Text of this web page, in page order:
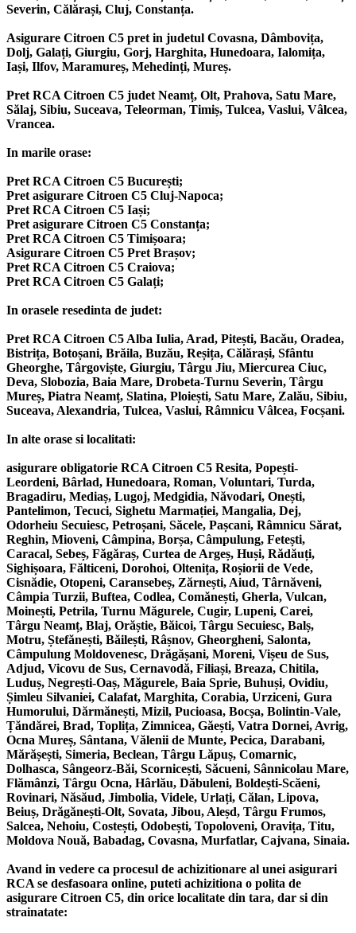
Severin, Călărași, Cluj, Constanța.
Asigurare Citroen C5 pret in judetul Covasna, Dâmbovița,
Dolj, Galați, Giurgiu, Gorj, Harghita, Hunedoara, Ialomița,
Iași, Ilfov, Maramureș, Mehedinți, Mureș.
Pret RCA Citroen C5 judet Neamț, Olt, Prahova, Satu Mare,
Sălaj, Sibiu, Suceava, Teleorman, Timiș, Tulcea, Vaslui, Vâlcea,
Vrancea.
In marile orase:
Pret RCA Citroen C5 București;
Pret asigurare Citroen C5 Cluj-Napoca;
Pret RCA Citroen C5 Iași;
Pret asigurare Citroen C5 Constanța;
Pret RCA Citroen C5 Timișoara;
Asigurare Citroen C5 Pret Brașov;
Pret RCA Citroen C5 Craiova;
Pret RCA Citroen C5 Galați;
In orasele resedinta de judet:
Pret RCA Citroen C5 Alba Iulia, Arad, Pitești, Bacău, Oradea,
Bistrița, Botoșani, Brăila, Buzău, Reșița, Călărași, Sfântu
Gheorghe, Târgoviște, Giurgiu, Târgu Jiu, Miercurea Ciuc,
Deva, Slobozia, Baia Mare, Drobeta-Turnu Severin, Târgu
Mureș, Piatra Neamț, Slatina, Ploiești, Satu Mare, Zalău, Sibiu,
Suceava, Alexandria, Tulcea, Vaslui, Râmnicu Vâlcea, Focșani.
In alte orase si localitati:
asigurare obligatorie RCA Citroen C5 Resita, Popești-
Leordeni, Bârlad, Hunedoara, Roman, Voluntari, Turda,
Bragadiru, Mediaș, Lugoj, Medgidia, Năvodari, Onești,
Pantelimon, Tecuci, Sighetu Marmației, Mangalia, Dej,
Odorheiu Secuiesc, Petroșani, Săcele, Pașcani, Râmnicu Sărat,
Reghin, Mioveni, Câmpina, Borșa, Câmpulung, Fetești,
Caracal, Sebeș, Făgăraș, Curtea de Argeș, Huși, Rădăuți,
Sighișoara, Fălticeni, Dorohoi, Oltenița, Roșiorii de Vede,
Cisnădie, Otopeni, Caransebeș, Zărnești, Aiud, Târnăveni,
Câmpia Turzii, Buftea, Codlea, Comănești, Gherla, Vulcan,
Moinești, Petrila, Turnu Măgurele, Cugir, Lupeni, Carei,
Târgu Neamț, Blaj, Orăștie, Băicoi, Târgu Secuiesc, Balș,
Motru, Ștefănești, Băilești, Râșnov, Gheorgheni, Salonta,
Câmpulung Moldovenesc, Drăgășani, Moreni, Vișeu de Sus,
Adjud, Vicovu de Sus, Cernavodă, Filiași, Breaza, Chitila,
Luduș, Negrești-Oaș, Măgurele, Baia Sprie, Buhuși, Ovidiu,
Șimleu Silvaniei, Calafat, Marghita, Corabia, Urziceni, Gura
Humorului, Dărmănești, Mizil, Pucioasa, Bocșa, Bolintin-Vale,
Țăndărei, Brad, Toplița, Zimnicea, Găești, Vatra Dornei, Avrig,
Ocna Mureș, Sântana, Vălenii de Munte, Pecica, Darabani,
Mărășești, Simeria, Beclean, Târgu Lăpuș, Comarnic,
Dolhasca, Sângeorz-Băi, Scornicești, Săcueni, Sânnicolau Mare,
Flămânzi, Târgu Ocna, Hârlău, Dăbuleni, Boldești-Scăeni,
Rovinari, Năsăud, Jimbolia, Videle, Urlați, Călan, Lipova,
Beiuș, Drăgănești-Olt, Sovata, Jibou, Aleșd, Târgu Frumos,
Salcea, Nehoiu, Costești, Odobești, Topoloveni, Oravița, Titu,
Moldova Nouă, Babadag, Covasna, Murfatlar, Cajvana, Sinaia.
Avand in vedere ca procesul de achizitionare al unei asigurari
RCA se desfasoara online, puteti achizitiona o polita de
asigurare Citroen C5, din orice localitate din tara, dar si din
strainatate: